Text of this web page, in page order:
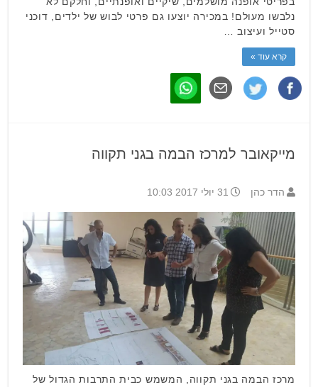
נלבשו מעולם! במכירה יוצעו גם פרטי לבוש של ילדים, דוכני
סטייל ועיצוב …
קרא עוד »
מייקאובר למרכז הבמה בגני תקווה
הדר כהן 31 יולי 2017 10:03
מרכז הבמה בגני תקווה, המשמש כבית התרבות הגדול של